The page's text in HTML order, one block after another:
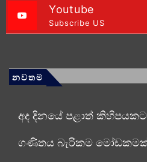
Youtube
Subscribe US
නවතම
අද දිනයේ පළාත් කිහිපයකට
ගණිතය බැරිකම මෝඩකමක්